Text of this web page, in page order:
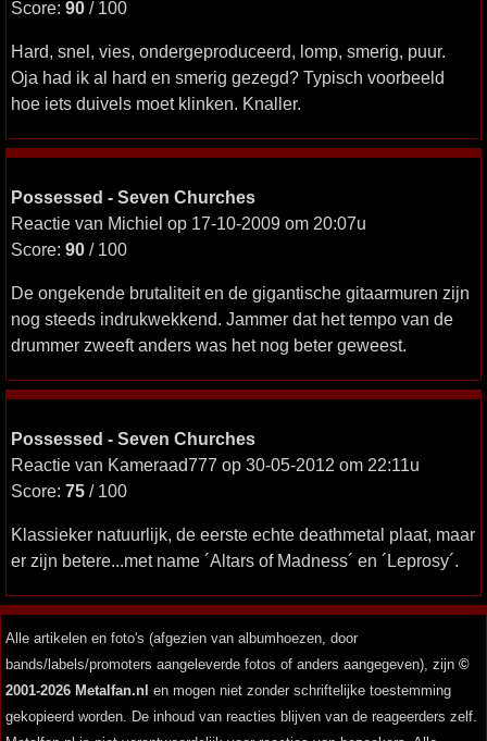
Score: 90 / 100
Hard, snel, vies, ondergeproduceerd, lomp, smerig, puur.
Oja had ik al hard en smerig gezegd? Typisch voorbeeld
hoe iets duivels moet klinken. Knaller.
Possessed - Seven Churches
Reactie van Michiel op 17-10-2009 om 20:07u
Score: 90 / 100
De ongekende brutaliteit en de gigantische gitaarmuren zijn
nog steeds indrukwekkend. Jammer dat het tempo van de
drummer zweeft anders was het nog beter geweest.
Possessed - Seven Churches
Reactie van Kameraad777 op 30-05-2012 om 22:11u
Score: 75 / 100
Klassieker natuurlijk, de eerste echte deathmetal plaat, maar
er zijn betere...met name ´Altars of Madness´ en ´Leprosy´.
Alle artikelen en foto's (afgezien van albumhoezen, door
bands/labels/promoters aangeleverde fotos of anders aangegeven), zijn ©
2001-2026 Metalfan.nl en mogen niet zonder schriftelijke toestemming
gekopieerd worden. De inhoud van reacties blijven van de reageerders zelf.